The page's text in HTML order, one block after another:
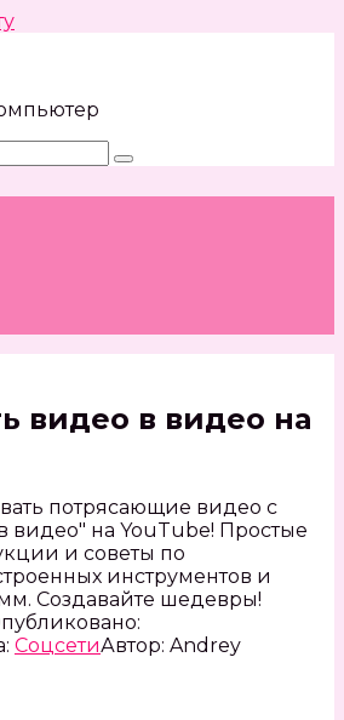
видео в видео на
потрясающие видео с
видео" на YouTube! Простые
и советы по
инструментов и
Создавайте шедевры!
СоцсетиАвтор: Andrey